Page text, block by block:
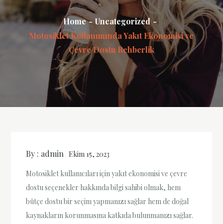
Home
Uncategorized
Motosiklet Kullanımında Yakıt Ekonomisi ve
Çevre Dostu Rehberlik
By : admin Ekim 15, 2023
Motosiklet kullanıcıları için yakıt ekonomisi ve çevre
dostu seçenekler hakkında bilgi sahibi olmak, hem
bütçe dostu bir seçim yapmanızı sağlar hem de doğal
kaynakların korunmasına katkıda bulunmanızı sağlar.